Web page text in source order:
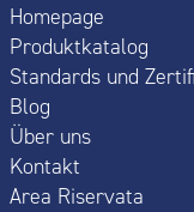
Homepage
Produktkatalog
Standards und
Blog
Über uns
Kontakt
Area Riservata